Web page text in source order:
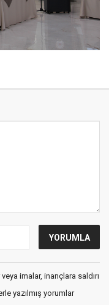
imalar, inançlara saldırı
yazılmış yorumlar